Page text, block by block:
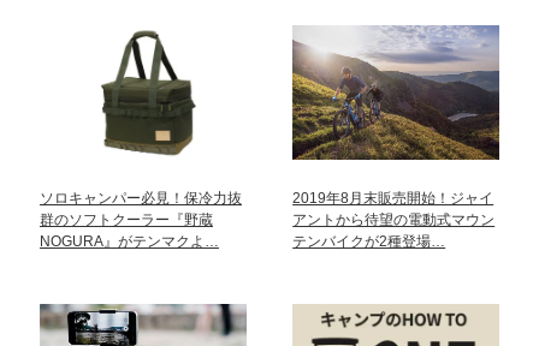
ソロキャンパー必見！保冷力抜
群のソフトクーラー『野蔵
NOGURA』がテンマクよ…
2019年8月末販売開始！ジャイ
アントから待望の電動式マウン
テンバイクが2種登場…